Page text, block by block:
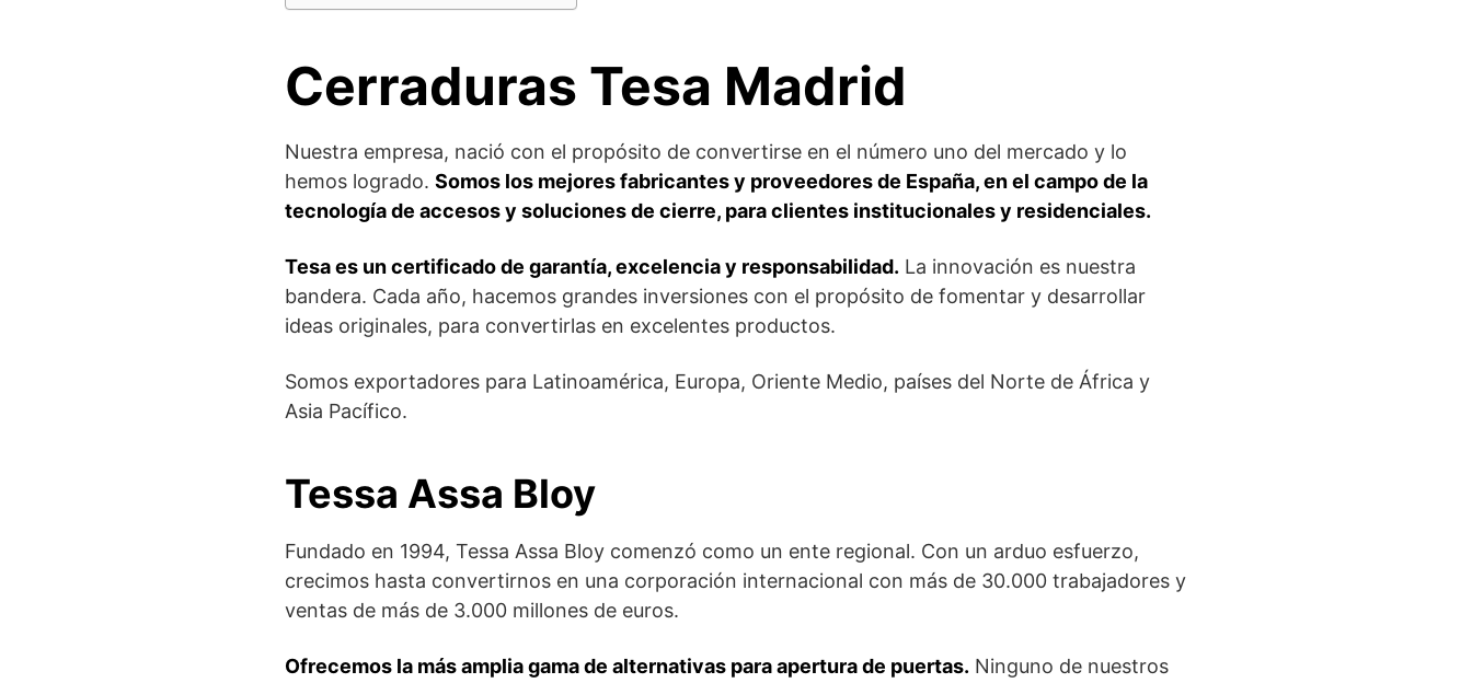
Cerraduras Tesa Madrid
Nuestra empresa, nació con el propósito de convertirse en el número uno del mercado y lo
hemos logrado. Somos los mejores fabricantes y proveedores de España, en el campo de la
tecnología de accesos y soluciones de cierre, para clientes institucionales y residenciales.
Tesa es un certificado de garantía, excelencia y responsabilidad. La innovación es nuestra
bandera. Cada año, hacemos grandes inversiones con el propósito de fomentar y desarrollar
ideas originales, para convertirlas en excelentes productos.
Somos exportadores para Latinoamérica, Europa, Oriente Medio, países del Norte de África y
Asia Pacífico.
Tessa Assa Bloy
Fundado en 1994, Tessa Assa Bloy comenzó como un ente regional. Con un arduo esfuerzo,
crecimos hasta convertirnos en una corporación internacional con más de 30.000 trabajadores y
ventas de más de 3.000 millones de euros.
Ofrecemos la más amplia gama de alternativas para apertura de puertas. Ninguno de nuestros